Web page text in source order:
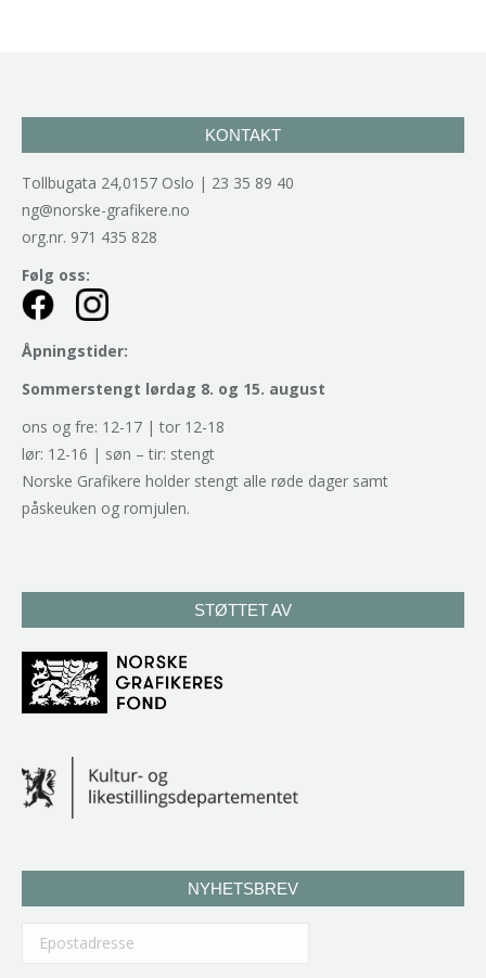
KONTAKT
Tollbugata 24,0157 Oslo | 23 35 89 40
ng@norske-grafikere.no
org.nr. 971 435 828
Følg oss:
Åpningstider:
Sommerstengt lørdag 8. og 15. august
ons og fre: 12-17 | tor 12-18
lør: 12-16 | søn – tir: stengt
Norske Grafikere holder stengt alle røde dager samt
påskeuken og romjulen.
STØTTET AV
NYHETSBREV